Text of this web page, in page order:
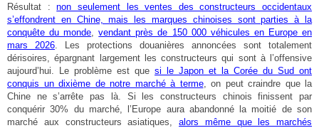
Résultat :non seulement les ventes des constructeurs occidentaux
s’effondrent en Chine, mais les marques chinoises sont parties à la
conquête du monde ,vendant près de 150 000 véhicules en Europe en
mars 2026 . Les protections douanières annoncées sont totalement
dérisoires, épargnant largement les constructeurs qui sont à l’offensive
aujourd’hui. Le problème est que si le Japon et la Corée du Sud ont
conquis un dixième de notre marché à terme, on peut craindre que la
Chine ne s’arrête pas là. Si les constructeurs chinois finissent par
conquérir 30% du marché, l’Europe aura abandonné la moitié de son
marché aux constructeurs asiatiques, alors même que les marchés